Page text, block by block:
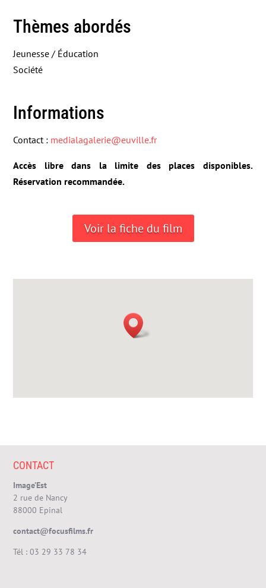
Thèmes abordés
Jeunesse / Éducation
Société
Informations
Contact : medialagalerie@euville.fr
Accès libre dans la limite des places disponibles.
Réservation recommandée.
Voir la fiche du film
CONTACT
Image’Est
2 rue de Nancy
88000 Epinal
contact@focusfilms.fr
Tél :03 29 33 78 34